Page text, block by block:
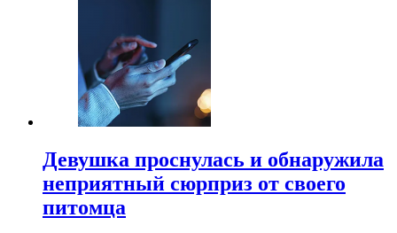
Девушка проснулась и обнаружила
неприятный сюрприз от своего
питомца